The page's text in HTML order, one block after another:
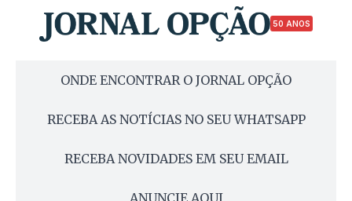
50 ANOS
ONDE ENCONTRAR O JORNAL OPÇÃO
RECEBA AS NOTÍCIAS NO SEU WHATSAPP
RECEBA NOVIDADES EM SEU EMAIL
ANUNCIE AQUI